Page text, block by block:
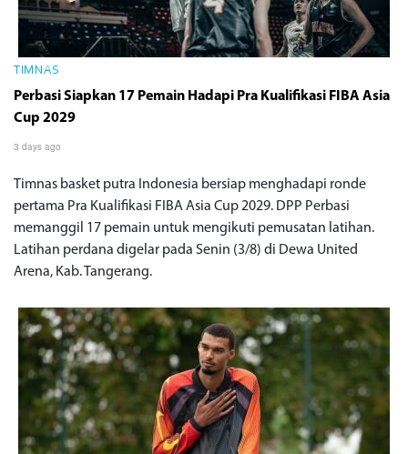
TIMNAS
Perbasi Siapkan 17 Pemain Hadapi Pra Kualifikasi FIBA Asia
Cup 2029
3 days ago
Timnas basket putra Indonesia bersiap menghadapi ronde
pertama Pra Kualifikasi FIBA Asia Cup 2029. DPP Perbasi
memanggil 17 pemain untuk mengikuti pemusatan latihan.
Latihan perdana digelar pada Senin (3/8) di Dewa United
Arena, Kab. Tangerang.